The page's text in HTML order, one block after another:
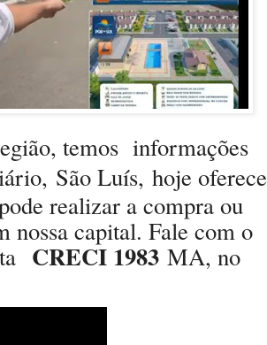
temos informações
, São Luís, hoje oferece
realizar a compra ou
nossa capital. Fale com o
CRECI 1983 MA, no